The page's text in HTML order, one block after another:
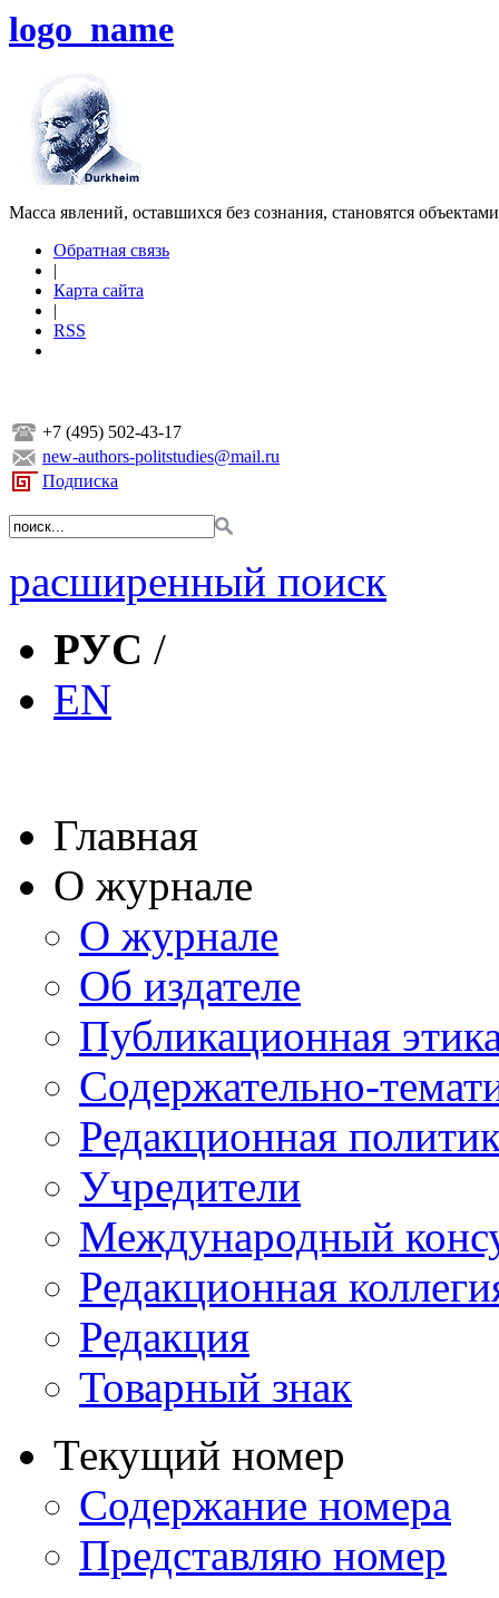
logo_name
Масса явлений, оставшихся без сознания, становятся
Обратная связь
|
Карта сайта
|
RSS
+7 (495) 502-43-17
new-authors-politstudies@mail.ru
Подписка
расширенный поиск
РУС /
EN
Главная
О журнале
О журнале
Об издателе
Публикационная
Содержательно-
Редакционная
Учредители
Международный
Редакционная
Редакция
Товарный знак
Текущий номер
Содержание номера
Представляю номер